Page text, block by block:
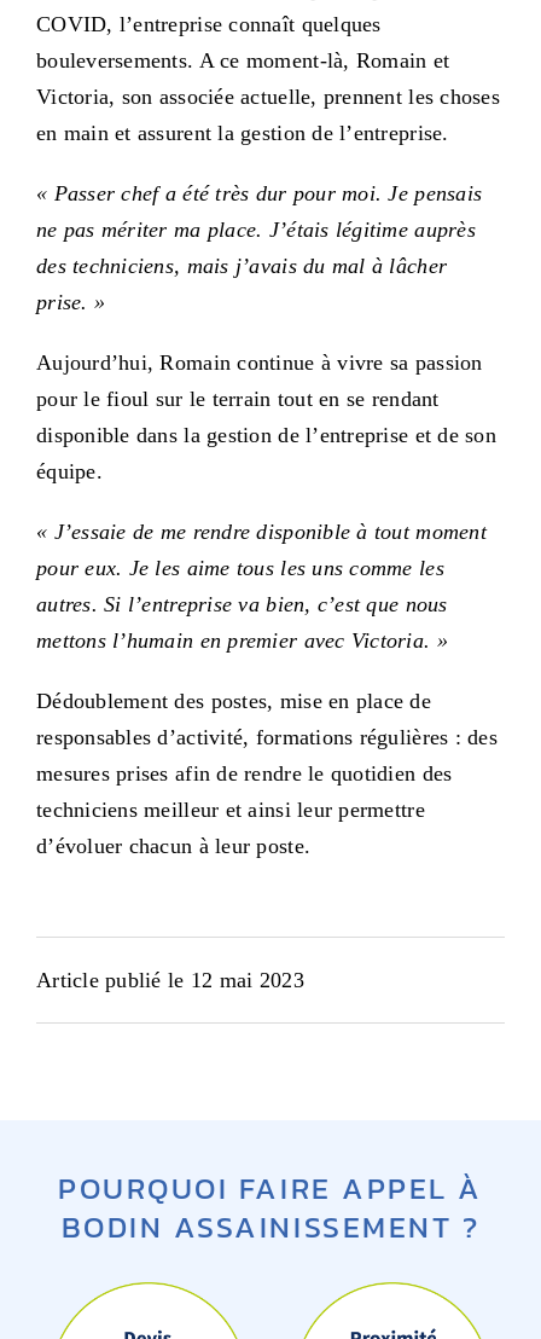
COVID, l’entreprise connaît quelques
bouleversements. A ce moment-là, Romain et
Victoria, son associée actuelle, prennent les choses
en main et assurent la gestion de l’entreprise.
« Passer chef a été très dur pour moi. Je pensais
ne pas mériter ma place. J’étais légitime auprès
des techniciens, mais j’avais du mal à lâcher
prise. »
Aujourd’hui, Romain continue à vivre sa passion
pour le fioul sur le terrain tout en se rendant
disponible dans la gestion de l’entreprise et de son
équipe.
« J’essaie de me rendre disponible à tout moment
pour eux. Je les aime tous les uns comme les
autres. Si l’entreprise va bien, c’est que nous
mettons l’humain en premier avec Victoria. »
Dédoublement des postes, mise en place de
responsables d’activité, formations régulières : des
mesures prises afin de rendre le quotidien des
techniciens meilleur et ainsi leur permettre
d’évoluer chacun à leur poste.
Article publié le 12 mai 2023
POURQUOI FAIRE APPEL À
BODIN ASSAINISSEMENT ?